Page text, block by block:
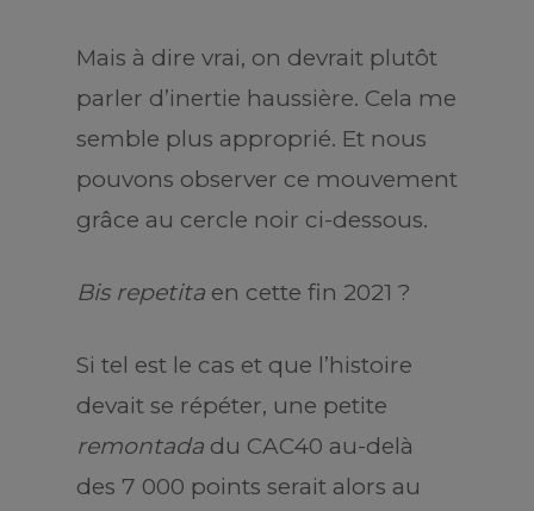
Mais à dire vrai, on devrait plutôt
parler d’inertie haussière. Cela me
semble plus approprié. Et nous
pouvons observer ce mouvement
grâce au cercle noir ci-dessous.
Bis repetita en cette fin 2021 ?
Si tel est le cas et que l’histoire
devait se répéter, une petite
remontada du CAC40 au-delà
des 7 000 points serait alors au